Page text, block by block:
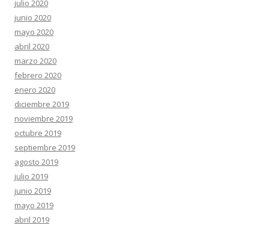
julio 2020
junio 2020
mayo 2020
abril 2020
marzo 2020
febrero 2020
enero 2020
diciembre 2019
noviembre 2019
octubre 2019
septiembre 2019
agosto 2019
julio 2019
junio 2019
mayo 2019
abril 2019